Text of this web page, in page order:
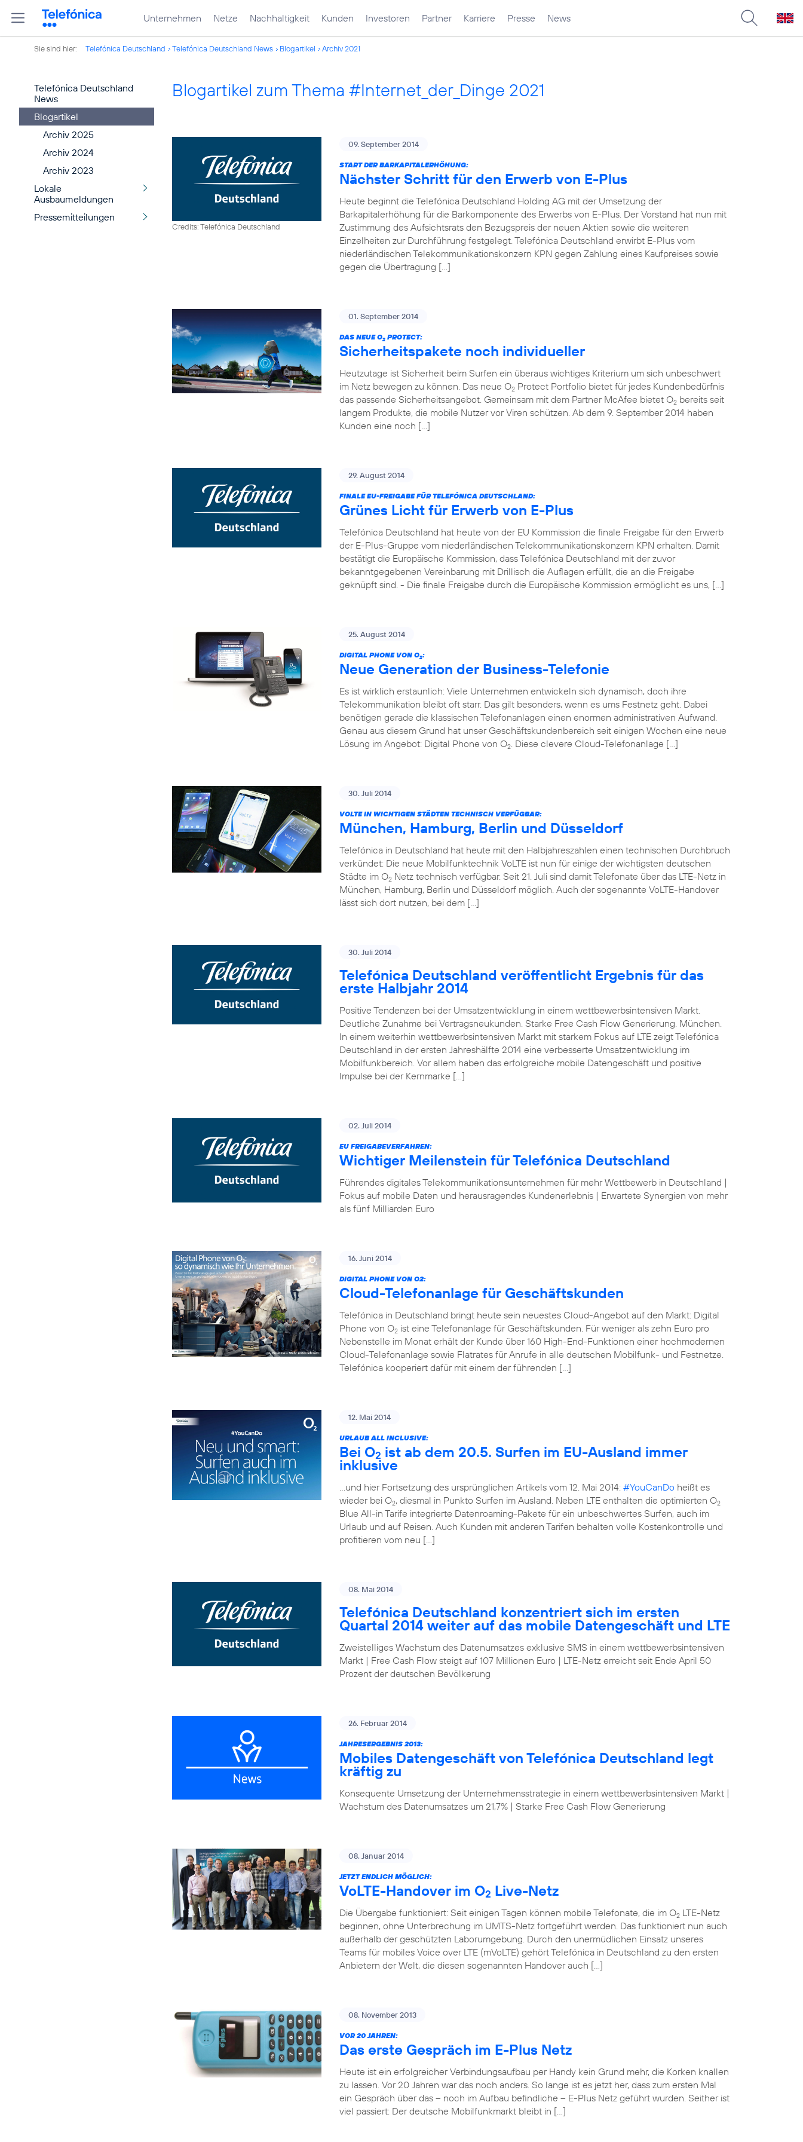
Unternehmen Netze Nachhaltigkeit Kunden Investoren Partner Karriere Presse News
Sie sind hier: Telefónica Deutschland Telefónica Deutschland News Blogartikel Archiv 2021
Telefónica Deutschland
News
Blogartikel
Archiv 2025
Archiv 2024
Archiv 2023
Lokale
Ausbaumeldungen
Pressemitteilungen
Blogartikel zum Thema #Internet_der_Dinge 2021
Credits: Telefónica Deutschland
09. September 2014
START DER BARKAPITALERHÖHUNG:
Nächster Schritt für den Erwerb von E-Plus
Heute beginnt die Telefónica Deutschland Holding AG mit der Umsetzung der
Barkapitalerhöhung für die Barkomponente des Erwerbs von E-Plus. Der Vorstand hat nun mit
Zustimmung des Aufsichtsrats den Bezugspreis der neuen Aktien sowie die weiteren
Einzelheiten zur Durchführung festgelegt. Telefónica Deutschland erwirbt E-Plus vom
niederländischen Telekommunikationskonzern KPN gegen Zahlung eines Kaufpreises sowie
gegen die Übertragung […]
01. September 2014
DAS NEUE O2 PROTECT:
Sicherheitspakete noch individueller
Heutzutage ist Sicherheit beim Surfen ein überaus wichtiges Kriterium um sich unbeschwert
im Netz bewegen zu können. Das neue O2 Protect Portfolio bietet für jedes Kundenbedürfnis
das passende Sicherheitsangebot. Gemeinsam mit dem Partner McAfee bietet O2 bereits seit
langem Produkte, die mobile Nutzer vor Viren schützen. Ab dem 9. September 2014 haben
Kunden eine noch […]
29. August 2014
FINALE EU-FREIGABE FÜR TELEFÓNICA DEUTSCHLAND:
Grünes Licht für Erwerb von E-Plus
Telefónica Deutschland hat heute von der EU Kommission die finale Freigabe für den Erwerb
der E-Plus-Gruppe vom niederländischen Telekommunikationskonzern KPN erhalten. Damit
bestätigt die Europäische Kommission, dass Telefónica Deutschland mit der zuvor
bekanntgegebenen Vereinbarung mit Drillisch die Auflagen erfüllt, die an die Freigabe
geknüpft sind. - Die finale Freigabe durch die Europäische Kommission ermöglicht es uns, […]
25. August 2014
DIGITAL PHONE VON O2:
Neue Generation der Business-Telefonie
Es ist wirklich erstaunlich: Viele Unternehmen entwickeln sich dynamisch, doch ihre
Telekommunikation bleibt oft starr. Das gilt besonders, wenn es ums Festnetz geht. Dabei
benötigen gerade die klassischen Telefonanlagen einen enormen administrativen Aufwand.
Genau aus diesem Grund hat unser Geschäftskundenbereich seit einigen Wochen eine neue
Lösung im Angebot: Digital Phone von O2. Diese clevere Cloud-Telefonanlage […]
30. Juli 2014
VOLTE IN WICHTIGEN STÄDTEN TECHNISCH VERFÜGBAR:
München, Hamburg, Berlin und Düsseldorf
Telefónica in Deutschland hat heute mit den Halbjahreszahlen einen technischen Durchbruch
verkündet: Die neue Mobilfunktechnik VoLTE ist nun für einige der wichtigsten deutschen
Städte im O2 Netz technisch verfügbar. Seit 21. Juli sind damit Telefonate über das LTE-Netz in
München, Hamburg, Berlin und Düsseldorf möglich. Auch der sogenannte VoLTE-Handover
lässt sich dort nutzen, bei dem […]
30. Juli 2014
Telefónica Deutschland veröffentlicht Ergebnis für das
erste Halbjahr 2014
Positive Tendenzen bei der Umsatzentwicklung in einem wettbewerbsintensiven Markt.
Deutliche Zunahme bei Vertragsneukunden. Starke Free Cash Flow Generierung. München.
In einem weiterhin wettbewerbsintensiven Markt mit starkem Fokus auf LTE zeigt Telefónica
Deutschland in der ersten Jahreshälfte 2014 eine verbesserte Umsatzentwicklung im
Mobilfunkbereich. Vor allem haben das erfolgreiche mobile Datengeschäft und positive
Impulse bei der Kernmarke […]
02. Juli 2014
EU FREIGABEVERFAHREN:
Wichtiger Meilenstein für Telefónica Deutschland
Führendes digitales Telekommunikationsunternehmen für mehr Wettbewerb in Deutschland |
Fokus auf mobile Daten und herausragendes Kundenerlebnis | Erwartete Synergien von mehr
als fünf Milliarden Euro
16. Juni 2014
DIGITAL PHONE VON O2:
Cloud-Telefonanlage für Geschäftskunden
Telefónica in Deutschland bringt heute sein neuestes Cloud-Angebot auf den Markt: Digital
Phone von O2 ist eine Telefonanlage für Geschäftskunden. Für weniger als zehn Euro pro
Nebenstelle im Monat erhält der Kunde über 160 High-End-Funktionen einer hochmodernen
Cloud-Telefonanlage sowie Flatrates für Anrufe in alle deutschen Mobilfunk- und Festnetze.
Telefónica kooperiert dafür mit einem der führenden […]
12. Mai 2014
URLAUB ALL INCLUSIVE:
Bei O2 ist ab dem 20.5. Surfen im EU-Ausland immer
inklusive
…und hier Fortsetzung des ursprünglichen Artikels vom 12. Mai 2014: #YouCanDo heißt es
wieder bei O2, diesmal in Punkto Surfen im Ausland. Neben LTE enthalten die optimierten O2
Blue All-in Tarife integrierte Datenroaming-Pakete für ein unbeschwertes Surfen, auch im
Urlaub und auf Reisen. Auch Kunden mit anderen Tarifen behalten volle Kostenkontrolle und
profitieren vom neu […]
08. Mai 2014
Telefónica Deutschland konzentriert sich im ersten
Quartal 2014 weiter auf das mobile Datengeschäft und LTE
Zweistelliges Wachstum des Datenumsatzes exklusive SMS in einem wettbewerbsintensiven
Markt | Free Cash Flow steigt auf 107 Millionen Euro | LTE-Netz erreicht seit Ende April 50
Prozent der deutschen Bevölkerung
26. Februar 2014
JAHRESERGEBNIS 2013:
Mobiles Datengeschäft von Telefónica Deutschland legt
kräftig zu
Konsequente Umsetzung der Unternehmensstrategie in einem wettbewerbsintensiven Markt |
Wachstum des Datenumsatzes um 21,7% | Starke Free Cash Flow Generierung
08. Januar 2014
JETZT ENDLICH MÖGLICH:
VoLTE-Handover im O2 Live-Netz
Die Übergabe funktioniert: Seit einigen Tagen können mobile Telefonate, die im O2 LTE-Netz
beginnen, ohne Unterbrechung im UMTS-Netz fortgeführt werden. Das funktioniert nun auch
außerhalb der geschützten Laborumgebung. Durch den unermüdlichen Einsatz unseres
Teams für mobiles Voice over LTE (mVoLTE) gehört Telefónica in Deutschland zu den ersten
Anbietern der Welt, die diesen sogenannten Handover auch […]
08. November 2013
VOR 20 JAHREN:
Das erste Gespräch im E-Plus Netz
Heute ist ein erfolgreicher Verbindungsaufbau per Handy kein Grund mehr, die Korken knallen
zu lassen. Vor 20 Jahren war das noch anders. So lange ist es jetzt her, dass zum ersten Mal
ein Gespräch über das – noch im Aufbau befindliche – E-Plus Netz geführt wurden. Seither ist
viel passiert: Der deutsche Mobilfunkmarkt bleibt in […]